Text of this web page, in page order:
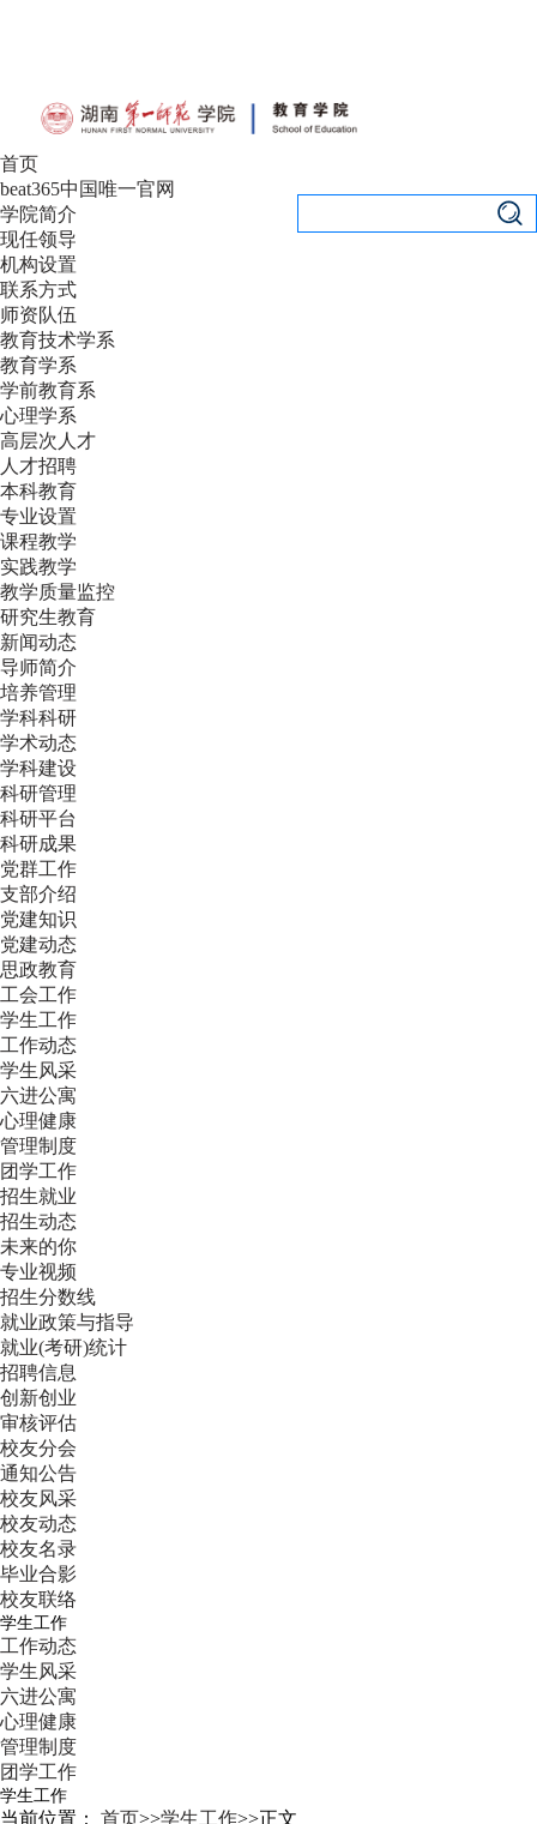
首页
beat365中国唯一官网
学院简介
现任领导
机构设置
联系方式
师资队伍
教育技术学系
教育学系
学前教育系
心理学系
高层次人才
人才招聘
本科教育
专业设置
课程教学
实践教学
教学质量监控
研究生教育
新闻动态
导师简介
培养管理
学科科研
学术动态
学科建设
科研管理
科研平台
科研成果
党群工作
支部介绍
党建知识
党建动态
思政教育
工会工作
学生工作
工作动态
学生风采
六进公寓
心理健康
管理制度
团学工作
招生就业
招生动态
未来的你
专业视频
招生分数线
就业政策与指导
就业(考研)统计
招聘信息
创新创业
审核评估
校友分会
通知公告
校友风采
校友动态
校友名录
毕业合影
校友联络
学生工作
工作动态
学生风采
六进公寓
心理健康
管理制度
团学工作
学生工作
当前位置： 首页>>学生工作>>正文